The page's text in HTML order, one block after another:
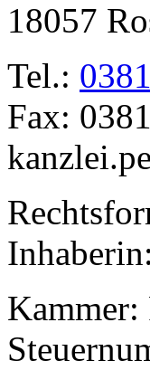
18057
Tel.:
Fax:
Kammer: